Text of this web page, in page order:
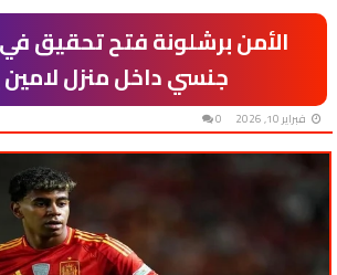
الأمن برشلونة فتح تحقيق في
جنسي داخل منزل
فبراير 10, 2026 0